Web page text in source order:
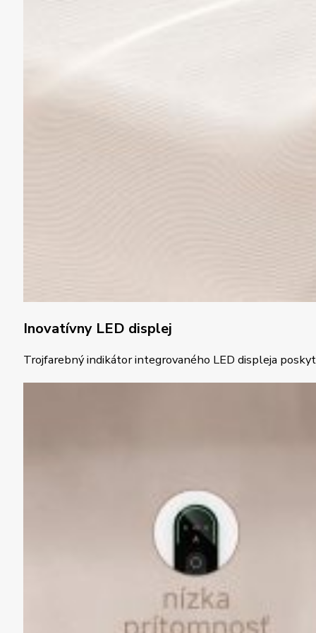
Inovatívny LED displej
Trojfarebný indikátor integrovaného LED displeja